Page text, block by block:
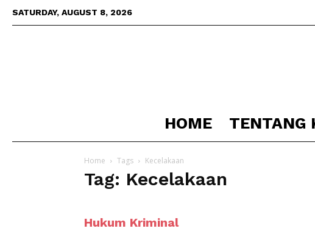
SATURDAY, AUGUST 8, 2026
HOME TENTANG
Home Tags Kecelakaan
Tag: Kecelakaan
Hukum Kriminal